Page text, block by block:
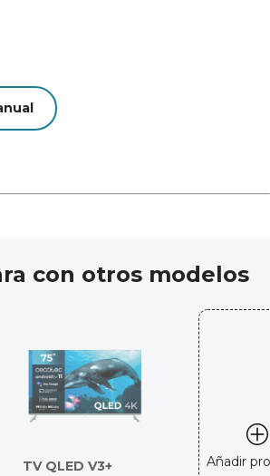
con otros modelos
TV QLED V3+
Añadir